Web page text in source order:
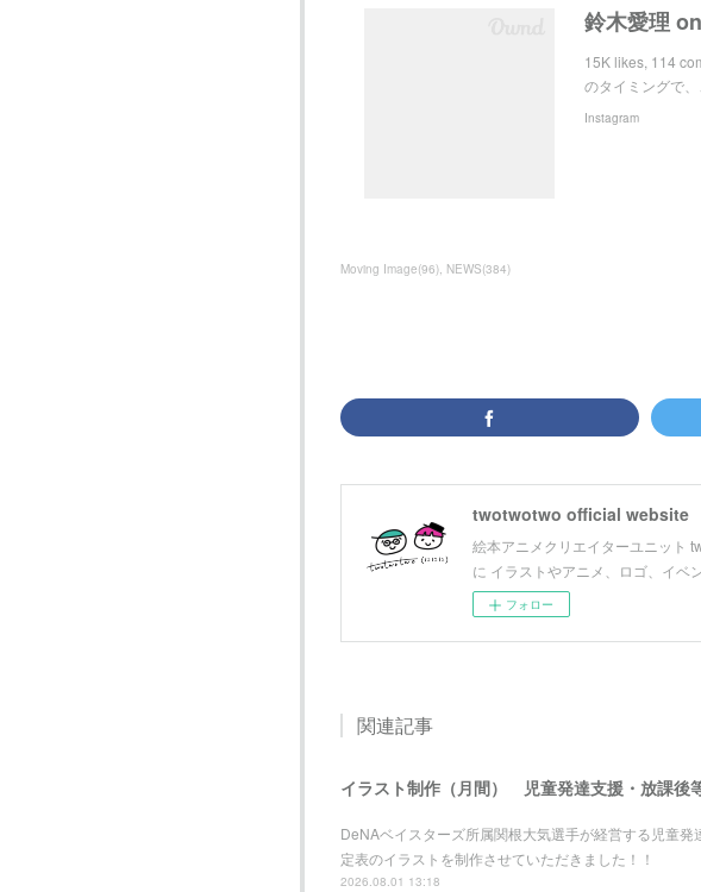
15K likes, 114
のタイミングで
Instagram
Moving Image(96) NEWS(384)
twotwotwo official website
絵本アニメクリエイターユニット
に イラストやアニメ、ロゴ、イベ
フォロー
関連記事
イラスト制作（月間） 児童発達支援・放課後
DeNAベイスターズ所属関根大気選手が経営する児童
定表のイラストを制作させていただきました！！
2026.08.01 13:18